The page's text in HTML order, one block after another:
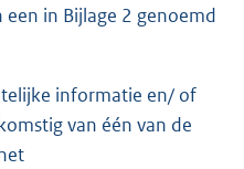
in Bijlage 2 genoemd
informatie en/ of
van één van de